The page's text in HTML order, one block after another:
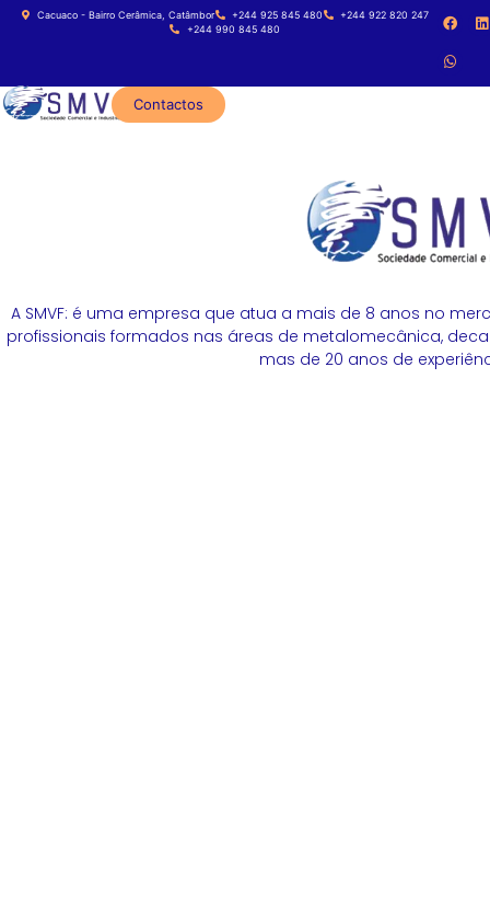
Cacuaco - Bairro Cerâmica, Catâmbor +244 925 845 480
+244 922 820 247
+244 990 845 480
Contactos
A SMVF: é uma empresa que atua a mais de 8 anos no
profissionais formados nas áreas de metalomecânica,
mas de 20 anos de